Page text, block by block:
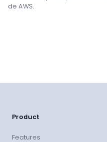
de AWS.
Product
Features